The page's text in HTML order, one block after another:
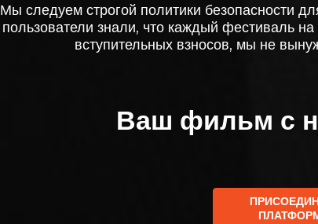
Мы следуем строгой политики безопасности
пользователи знали, что каждый фестиваль
вступительных взносов, мы не
Ваш фильм с